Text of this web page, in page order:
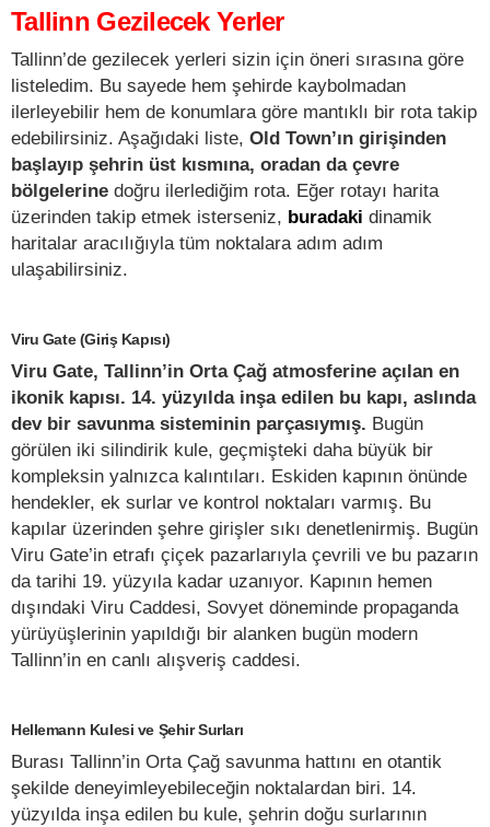
Tallinn Gezilecek Yerler
Tallinn’de gezilecek yerleri sizin için öneri sırasına göre
listeledim. Bu sayede hem şehirde kaybolmadan
ilerleyebilir hem de konumlara göre mantıklı bir rota takip
edebilirsiniz. Aşağıdaki liste, Old Town’ın girişinden
başlayıp şehrin üst kısmına, oradan da çevre
bölgelerine doğru ilerlediğim rota. Eğer rotayı harita
üzerinden takip etmek isterseniz, buradaki dinamik
haritalar aracılığıyla tüm noktalara adım adım
ulaşabilirsiniz.
Viru Gate (Giriş Kapısı)
Viru Gate, Tallinn’in Orta Çağ atmosferine açılan en
ikonik kapısı. 14. yüzyılda inşa edilen bu kapı, aslında
dev bir savunma sisteminin parçasıymış. Bugün
görülen iki silindirik kule, geçmişteki daha büyük bir
kompleksin yalnızca kalıntıları. Eskiden kapının önünde
hendekler, ek surlar ve kontrol noktaları varmış. Bu
kapılar üzerinden şehre girişler sıkı denetlenirmiş. Bugün
Viru Gate’in etrafı çiçek pazarlarıyla çevrili ve bu pazarın
da tarihi 19. yüzyıla kadar uzanıyor. Kapının hemen
dışındaki Viru Caddesi, Sovyet döneminde propaganda
yürüyüşlerinin yapıldığı bir alanken bugün modern
Tallinn’in en canlı alışveriş caddesi.
Hellemann Kulesi ve Şehir Surları
Burası Tallinn’in Orta Çağ savunma hattını en otantik
şekilde deneyimleyebileceğin noktalardan biri. 14.
yüzyılda inşa edilen bu kule, şehrin doğu surlarının